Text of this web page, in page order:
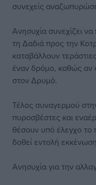
συνεχείς
Ανησυχία συνεχίζει
τη Δαδιά προς την
καταβάλλουν
έναν δρόμο, καθώς αν
στον Δρυμό.
Τέλος συναγερμού
πυροσβέστες και
θέσουν υπό έλεγχο το
δοθεί εντολή
Ανησυχία για την